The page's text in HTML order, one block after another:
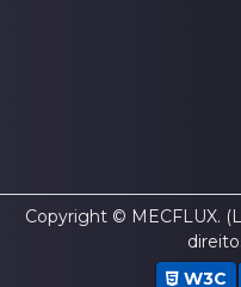
Copyright © MECFLUX.
W3C